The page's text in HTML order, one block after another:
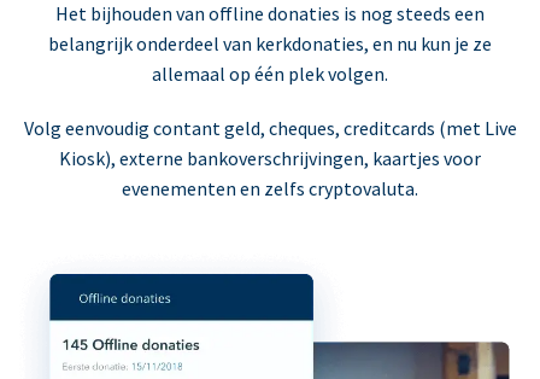
Het bijhouden van offline donaties is nog steeds een
belangrijk onderdeel van kerkdonaties, en nu kun je ze
allemaal op één plek volgen.
Volg eenvoudig contant geld, cheques, creditcards (met Live
Kiosk), externe bankoverschrijvingen, kaartjes voor
evenementen en zelfs cryptovaluta.